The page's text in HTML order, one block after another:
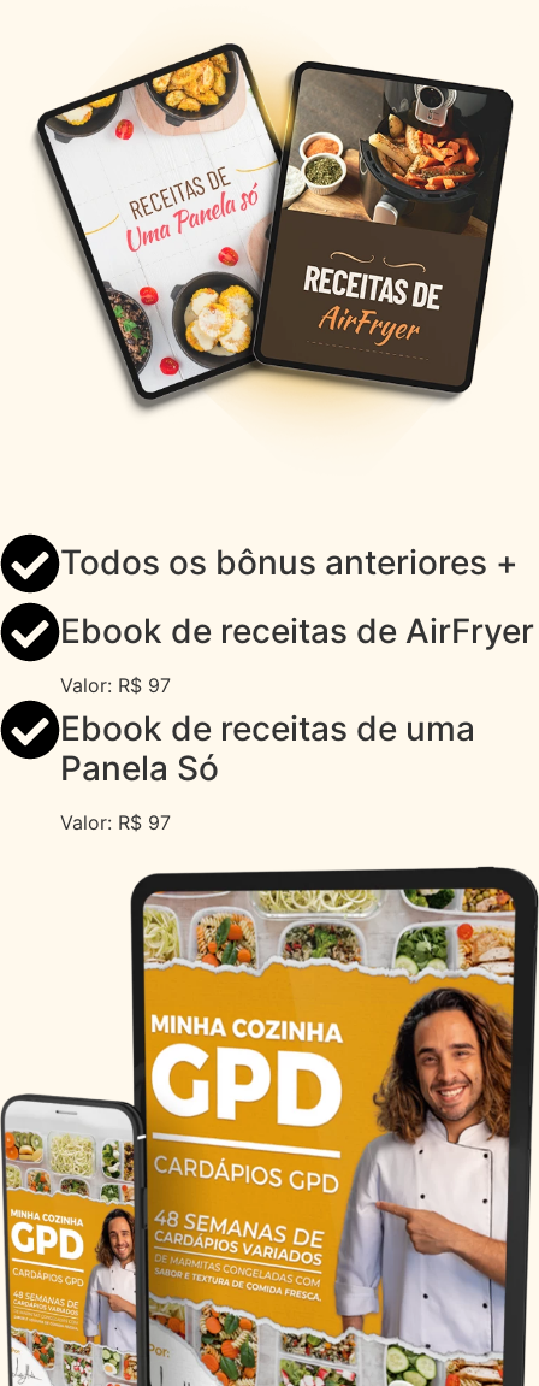
Todos os bônus anteriores +
Ebook de receitas de AirFryer
Valor: R$ 97
Ebook de receitas de uma
Panela Só
Valor: R$ 97